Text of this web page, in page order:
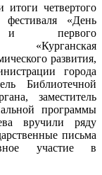
четвертого
фестиваля «День
и первого
«Курганская
развития,
города
Библиотечной
заместитель
программы
вручили ряду
письма
участие в